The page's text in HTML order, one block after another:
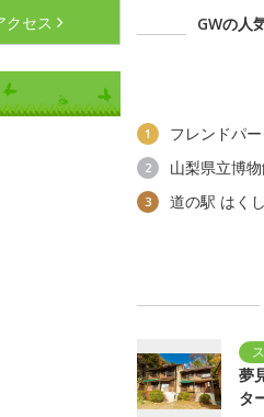
クセス
GWの人
1 フレンドパ
2 山梨県立博
3
道の駅 はく
夢
タ